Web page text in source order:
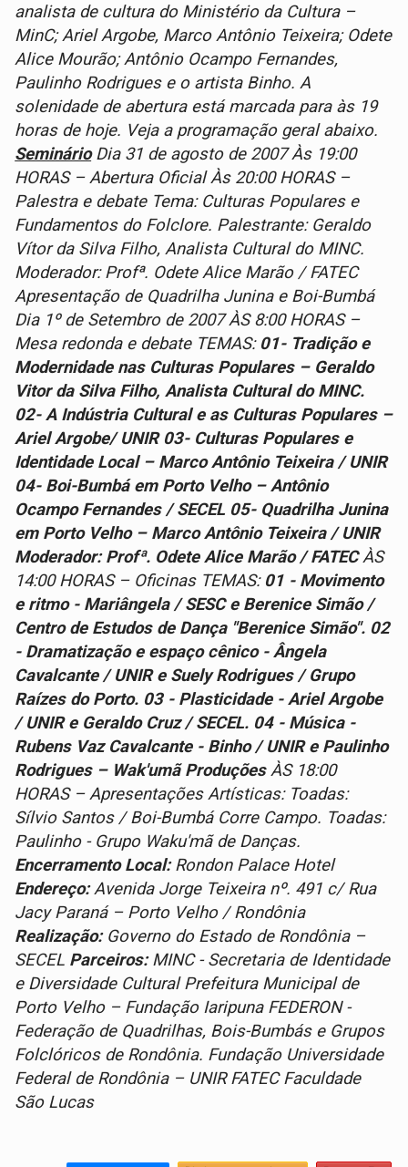
analista de cultura do Ministério da Cultura –
MinC; Ariel Argobe, Marco Antônio Teixeira; Odete
Alice Mourão; Antônio Ocampo Fernandes,
Paulinho Rodrigues e o artista Binho. A
solenidade de abertura está marcada para às 19
horas de hoje. Veja a programação geral abaixo.
SeminárioDia 31 de agosto de 2007Às 19:00
HORAS – Abertura Oficial Às 20:00 HORAS –
Palestra e debate Tema: Culturas Populares e
Fundamentos do Folclore. Palestrante: Geraldo
Vítor da Silva Filho, Analista Cultural do MINC.
Moderador: Profª. Odete Alice Marão / FATEC
Apresentação de Quadrilha Junina e Boi-Bumbá
Dia 1º de Setembro de 2007ÀS 8:00 HORAS –
Mesa redonda e debateTEMAS: 01- Tradição e
Modernidade nas Culturas Populares – Geraldo
Vitor da Silva Filho, Analista Cultural do MINC.
02- A Indústria Cultural e as Culturas Populares –
Ariel Argobe/ UNIR 03- Culturas Populares e
Identidade Local – Marco Antônio Teixeira / UNIR
04- Boi-Bumbá em Porto Velho – Antônio
Ocampo Fernandes / SECEL 05- Quadrilha Junina
em Porto Velho – Marco Antônio Teixeira / UNIR
Moderador: Profª. Odete Alice Marão / FATECÀS
14:00 HORAS – Oficinas TEMAS: 01 - Movimento
e ritmo - Mariângela / SESC e Berenice Simão /
Centro de Estudos de Dança "Berenice Simão". 02
- Dramatização e espaço cênico - Ângela
Cavalcante / UNIR e Suely Rodrigues / Grupo
Raízes do Porto. 03 - Plasticidade - Ariel Argobe
/ UNIR e Geraldo Cruz / SECEL. 04 - Música -
Rubens Vaz Cavalcante - Binho / UNIR e Paulinho
Rodrigues – Wak'umã Produções ÀS 18:00
HORAS – Apresentações Artísticas: Toadas:
Sílvio Santos / Boi-Bumbá Corre Campo. Toadas:
Paulinho - Grupo Waku'mã de Danças.
Encerramento Local:Rondon Palace Hotel
Endereço:Avenida Jorge Teixeira nº. 491 c/ Rua
Jacy Paraná – Porto Velho / Rondônia
Realização:Governo do Estado de Rondônia –
SECEL Parceiros: MINC - Secretaria de Identidade
e Diversidade Cultural Prefeitura Municipal de
Porto Velho – Fundação Iaripuna FEDERON -
Federação de Quadrilhas, Bois-Bumbás e Grupos
Folclóricos de Rondônia. Fundação Universidade
Federal de Rondônia – UNIR FATEC Faculdade
São Lucas